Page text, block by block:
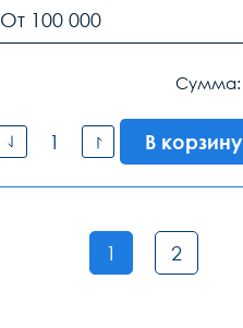
От 100 000
Сумма:
В корзину
1 2